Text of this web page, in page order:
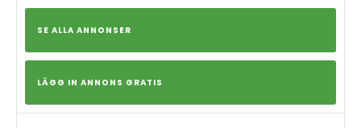
SE ALLA ANNONSER
LÄGG IN ANNONS GRATIS